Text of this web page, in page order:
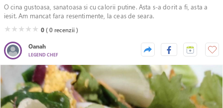
O cina gustoasa, sanatoasa si cu calorii putine. Asta s-a dorit a fi, asta a
iesit. Am mancat fara resentimente, la ceas de seara.
( )
★( )
★( )
★( )
★( )
★ 0( 0 recenzii )
Oanah
LEGEND CHEF